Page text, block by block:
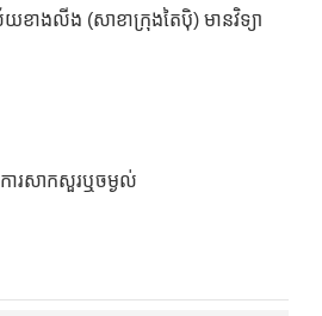
ខាងលីង (សាខាក្រុងតៃប៉ិ) មានវិទ្យា
ារសាកសួរឬចម្ងល់